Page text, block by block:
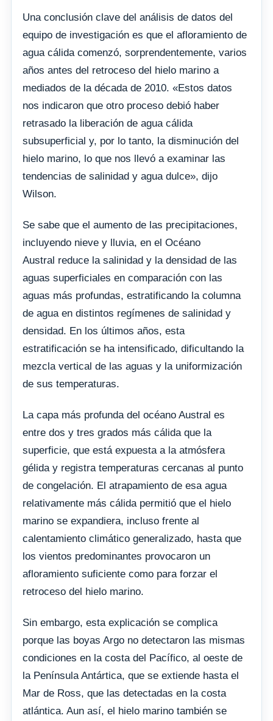
Una conclusión clave del análisis de datos del
equipo de investigación es que el afloramiento de
agua cálida comenzó, sorprendentemente, varios
años antes del retroceso del hielo marino a
mediados de la década de 2010. «Estos datos
nos indicaron que otro proceso debió haber
retrasado la liberación de agua cálida
subsuperficial y, por lo tanto, la disminución del
hielo marino, lo que nos llevó a examinar las
tendencias de salinidad y agua dulce», dijo
Wilson.
Se sabe que el aumento de las precipitaciones,
incluyendo nieve y lluvia, en el Océano
Austral reduce la salinidad y la densidad de las
aguas superficiales en comparación con las
aguas más profundas, estratificando la columna
de agua en distintos regímenes de salinidad y
densidad. En los últimos años, esta
estratificación se ha intensificado, dificultando la
mezcla vertical de las aguas y la uniformización
de sus temperaturas.
La capa más profunda del océano Austral es
entre dos y tres grados más cálida que la
superficie, que está expuesta a la atmósfera
gélida y registra temperaturas cercanas al punto
de congelación. El atrapamiento de esa agua
relativamente más cálida permitió que el hielo
marino se expandiera, incluso frente al
calentamiento climático generalizado, hasta que
los vientos predominantes provocaron un
afloramiento suficiente como para forzar el
retroceso del hielo marino.
Sin embargo, esta explicación se complica
porque las boyas Argo no detectaron las mismas
condiciones en la costa del Pacífico, al oeste de
la Península Antártica, que se extiende hasta el
Mar de Ross, que las detectadas en la costa
atlántica. Aun así, el hielo marino también se